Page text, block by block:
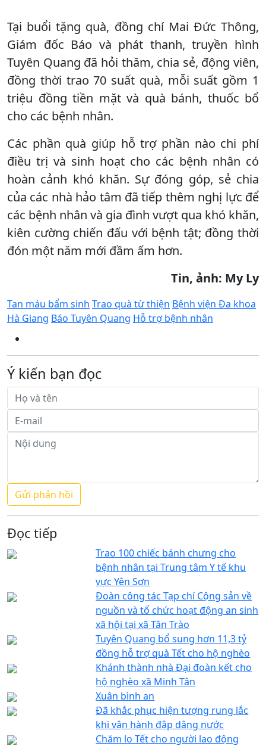
Tại buổi tặng quà, đồng chí Mai Đức Thông,
Giám đốc Báo và phát thanh, truyền hình
Tuyên Quang đã hỏi thăm, chia sẻ, động viên,
đồng thời trao 70 suất quà, mỗi suất gồm 1
triệu đồng tiền mặt và quà bánh, thuốc bổ
cho các bệnh nhân.
Các phần quà giúp hỗ trợ phần nào chi phí
điều trị và sinh hoạt cho các bệnh nhân có
hoàn cảnh khó khăn. Sự đóng góp, sẻ chia
của các nhà hảo tâm đã tiếp thêm nghị lực để
các bệnh nhân và gia đình vượt qua khó khăn,
kiên cường chiến đấu với bệnh tật; đồng thời
đón một năm mới đầm ấm hơn.
Tin, ảnh: My Ly
Tan máu bẩm sinh Trao quà từ thiện Bệnh viện Đa khoa
Hà Giang Báo Tuyên Quang Hỗ trợ bệnh nhân
Ý kiến bạn đọc
Đọc tiếp
Trao 100 chiếc bánh chưng cho
bệnh nhân tại Trung tâm Y tế khu
vực Yên Sơn
Đoàn công tác Tạp chí Cộng sản về
nguồn và tổ chức hoạt động an sinh
xã hội tại xã Tân Trào
Tuyên Quang bổ sung hơn 11,3 tỷ
đồng hỗ trợ quà Tết cho hộ nghèo
Khánh thành nhà Đại đoàn kết cho
hộ nghèo xã Minh Tân
Xuân bình an
Đã khắc phục hiện tượng rung lắc
khi vận hành đập dâng nước
Chăm lo Tết cho người lao động